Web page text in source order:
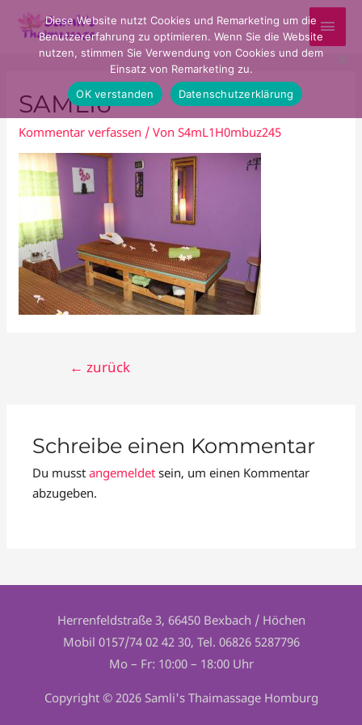
SAMLI6
Kommentar verfassen / VonS4mL1H0mbuz245
BEITRAGSNAVIGATION
← zurück
Schreibe einen Kommentar
Du musstangemeldet sein, um einen Kommentar
abzugeben.
Herrenfeldstraße 3, 66450 Bexbach / Höchen
Mobil 0157/74 02 42 30, Tel. 06826 5287796
Mo – Fr: 10:00 – 18:00 Uhr
Copyright © 2026 Samli's Thaimassage Homburg
Diese Website nutzt Cookies und Remarketing um die
Benutzererfahrung zu optimieren. Wenn Sie die Website
nutzen, stimmen Sie Verwendung von Cookies und dem
Einsatz von Remarketing zu.
OK verstanden
Datenschutzerklärung